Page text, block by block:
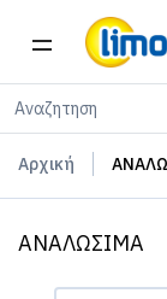
Αρχική
ΑΝΑΛΩΣΙΜΑ